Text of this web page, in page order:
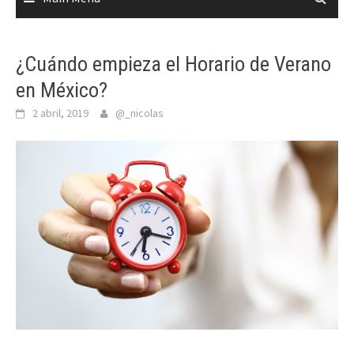
¿Cuándo empieza el Horario de Verano
en México?
2 abril, 2019 @_nicolas